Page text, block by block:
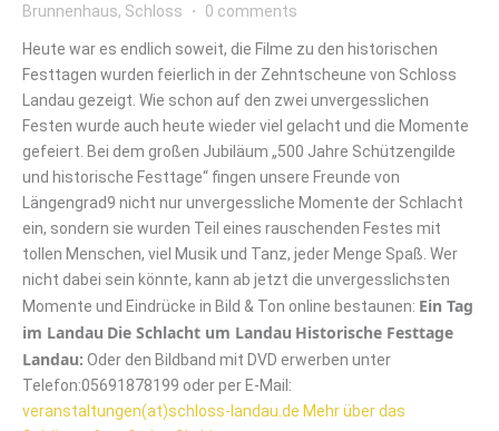
Brunnenhaus, Schloss 0 comments
Heute war es endlich soweit, die Filme zu den historischen
Festtagen wurden feierlich in der Zehntscheune von Schloss
Landau gezeigt. Wie schon auf den zwei unvergesslichen
Festen wurde auch heute wieder viel gelacht und die Momente
gefeiert. Bei dem großen Jubiläum „500 Jahre Schützengilde
und historische Festtage“ fingen unsere Freunde von
Längengrad9 nicht nur unvergessliche Momente der Schlacht
ein, sondern sie wurden Teil eines rauschenden Festes mit
tollen Menschen, viel Musik und Tanz, jeder Menge Spaß. Wer
nicht dabei sein könnte, kann ab jetzt die unvergesslichsten
Momente und Eindrücke in Bild & Ton online bestaunen: Ein Tag
im Landau Die Schlacht um Landau Historische Festtage
Landau: Oder den Bildband mit DVD erwerben unter
Telefon:05691878199 oder per E-Mail:
veranstaltungen(at)schloss-landau.de Mehr über das